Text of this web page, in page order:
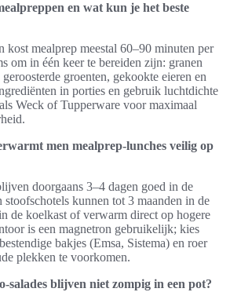
en wat kun je het beste
kost mealprep meestal 60–90 minuten per
om in één keer te bereiden zijn: granen
groenten, gekookte eieren en
in porties en gebruik luchtdichte
Weck of Tupperware voor maximaal
men mealprep-lunches veilig op
doorgaans 3–4 dagen goed in de
stoofschotels kunnen tot 3 maanden in de
de koelkast of verwarm direct op hogere
is een magnetron gebruikelijk; kies
bakjes (Emsa, Sistema) en roer
plekken te voorkomen.
salades blijven niet zompig in een pot?